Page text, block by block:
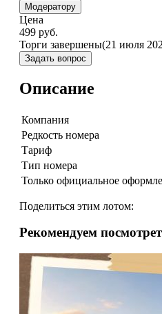
Модератору
Цена
499 руб.
Торги завершены(21 июля
Задать вопрос
Описание
Компания
Редкость номера
Тариф
Тип номера
Только официальное
Поделиться этим лотом:
Рекомендуем